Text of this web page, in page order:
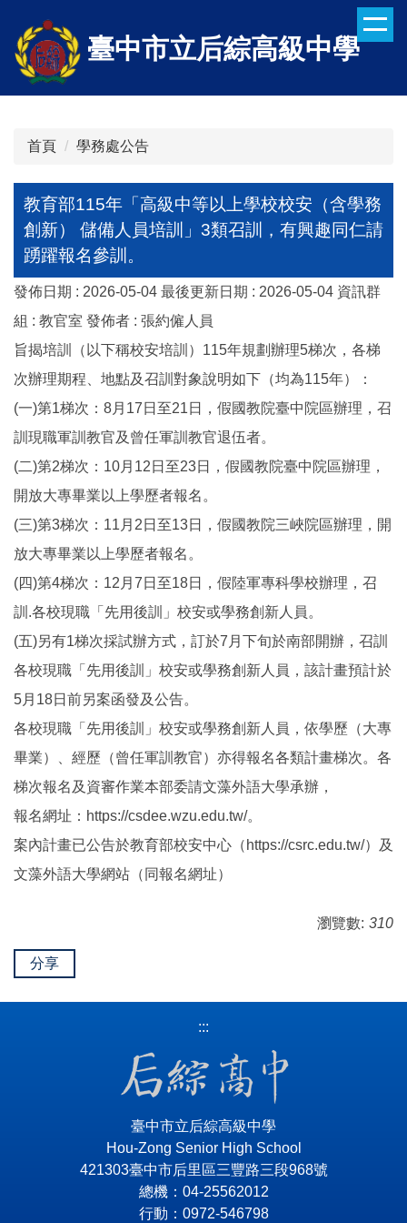
到
主
臺中市立后綜高級中學
首頁 學務處公告
教育部115年「高級中等以上學校校安（含學務
創新） 儲備人員培訓」3類召訓，有興趣同仁請
踴躍報名參訓。
發佈日期 : 2026-05-04 最後更新日期 : 2026-05-04 資訊群
組 : 教官室 發佈者 : 張約僱人員
旨揭培訓（以下稱校安培訓）115年規劃辦理5梯次，各梯
次辦理期程、地點及召訓對象說明如下（均為115年）：
(一)第1梯次：8月17日至21日，假國教院臺中院區辦理，召
訓現職軍訓教官及曾任軍訓教官退伍者。
(二)第2梯次：10月12日至23日，假國教院臺中院區辦理，
開放大專畢業以上學歷者報名。
(三)第3梯次：11月2日至13日，假國教院三峽院區辦理，開
放大專畢業以上學歷者報名。
(四)第4梯次：12月7日至18日，假陸軍專科學校辦理，召
訓.各校現職「先用後訓」校安或學務創新人員。
(五)另有1梯次採試辦方式，訂於7月下旬於南部開辦，召訓
各校現職「先用後訓」校安或學務創新人員，該計畫預計於
5月18日前另案函發及公告。
各校現職「先用後訓」校安或學務創新人員，依學歷（大專
畢業）、經歷（曾任軍訓教官）亦得報名各類計畫梯次。各
梯次報名及資審作業本部委請文藻外語大學承辦，
報名網址：https://csdee.wzu.edu.tw/。
案內計畫已公告於教育部校安中心（https://csrc.edu.tw/）及
文藻外語大學網站（同報名網址）
瀏覽數: 310
分享
:::
臺中市立后綜高級中學
Hou-Zong Senior High School
421303臺中市后里區三豐路三段968號
總機：04-25562012
行動：0972-546798